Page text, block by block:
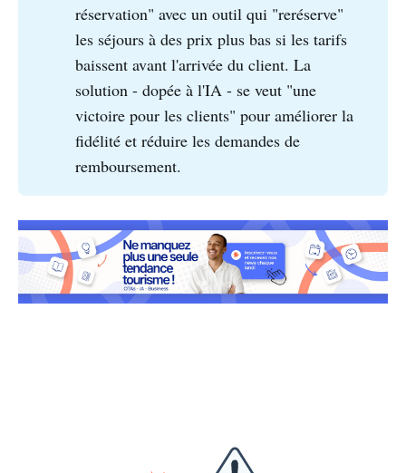
réservation" avec un outil qui "reréserve"
les séjours à des prix plus bas si les tarifs
baissent avant l'arrivée du client. La
solution - dopée à l'IA - se veut "une
victoire pour les clients" pour améliorer la
fidélité et réduire les demandes de
remboursement.